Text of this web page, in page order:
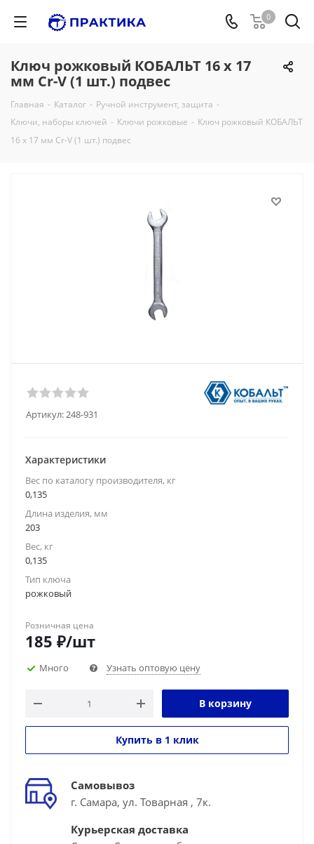
0
Ключ рожковый КОБАЛЬТ 16 x 17
мм Cr-V (1 шт.) подвес
Главная - Каталог - Ручной инструмент, защита -
Ключи, наборы ключей - Ключи рожковые - Ключ рожковый КОБАЛЬТ
16 x 17 мм Cr-V (1 шт.) подвес
Артикул:248-931
Характеристики
Вес по каталогу производителя, кг
0,135
Длина изделия, мм
203
Вес, кг
0,135
Тип ключа
рожковый
Розничная цена
185 ₽/шт
Много Узнать оптовую цену
В корзину
Купить в 1 клик
Самовывоз
г. Самара, ул. Товарная , 7к.
Курьерская доставка